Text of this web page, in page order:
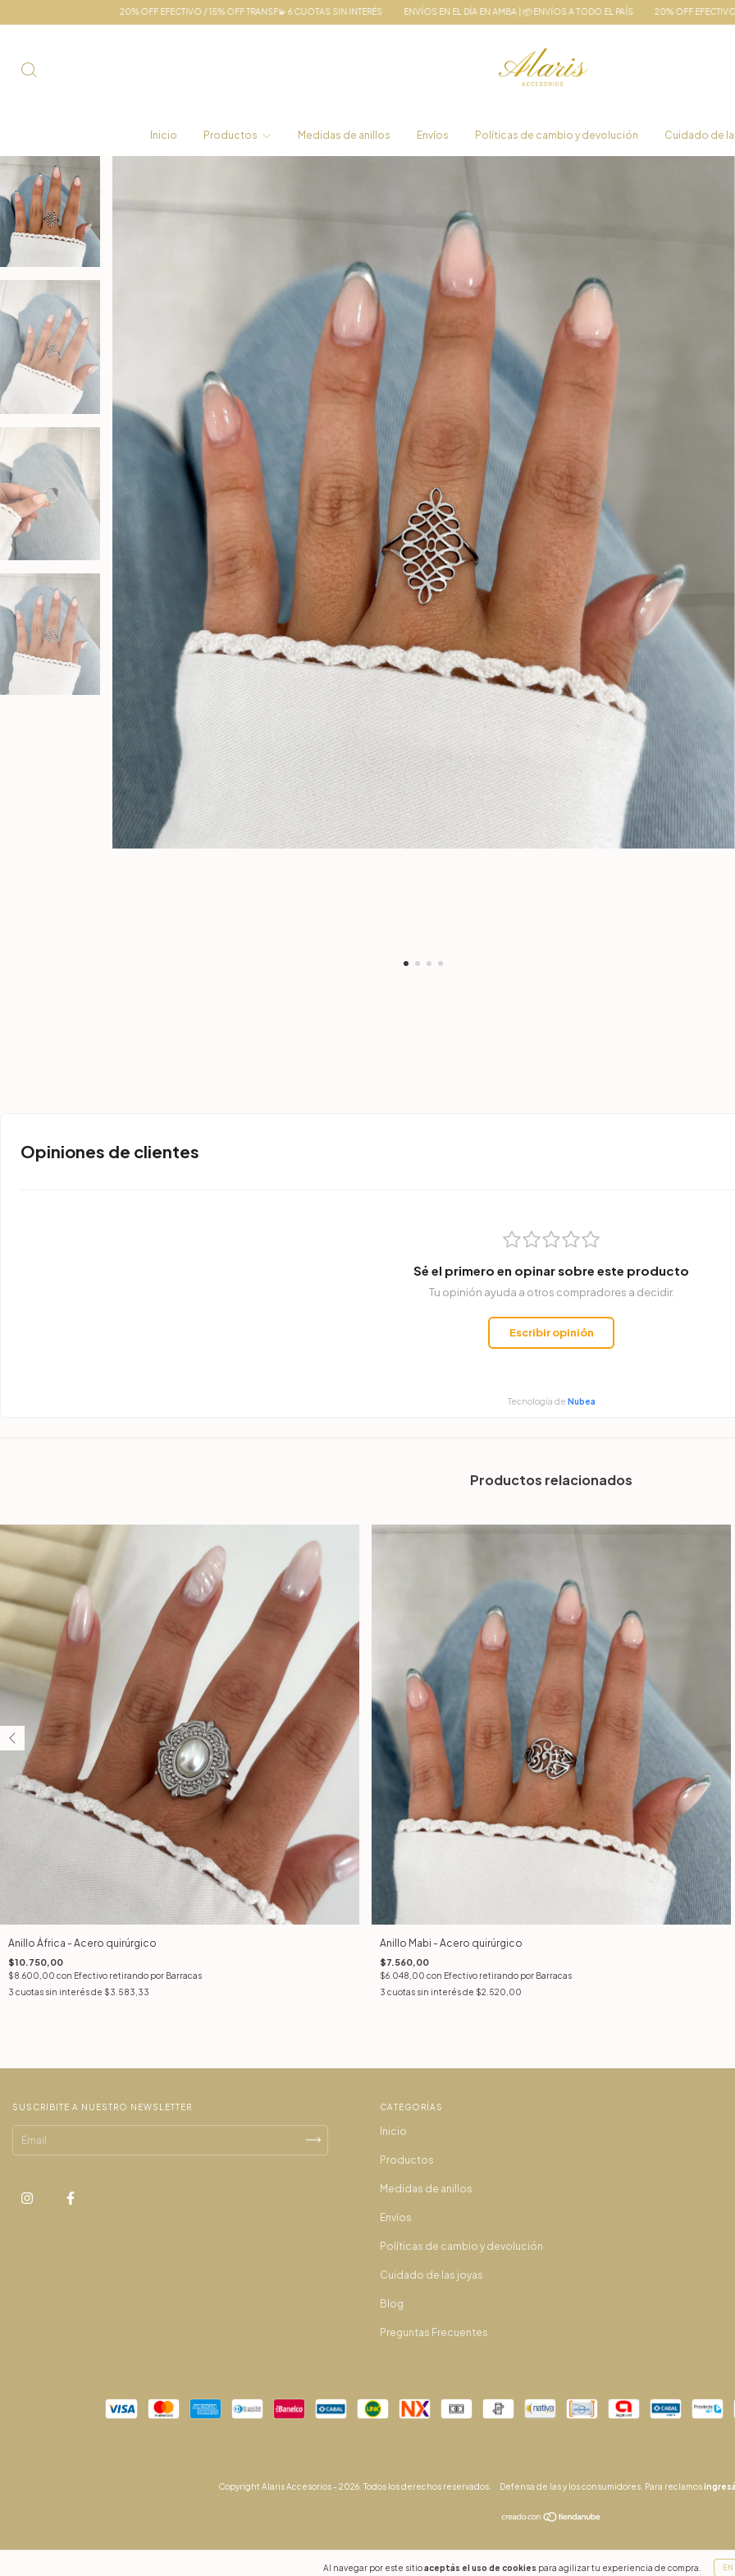
20% OFF EFECTIVO / 15% OFF TRANSF💫 6 CUOTAS SIN INTERÉS ENVÍOS EN EL DÍA EN AMBA | 📦 ENVÍOS A TODO EL PAÍS 20% OFF EFECTIVO / 15% OFF TRANSF💫 6
Inicio Productos Medidas de anillos Envíos Políticas de cambio y devolución Cuidado de
Al navegar por este sitioaceptás el uso de cookies para agilizar tu experiencia de compra.
Opiniones de clientes
Sé el primero en opinar sobre este producto
Tu opinión ayuda a otros compradores a decidir.
Escribir opinión
Tecnología de Nubea
Productos relacionados
Anillo África - Acero quirúrgico
$10.750,00
$8.600,00 con Efectivo retirando por Barracas
3 cuotas sin interés de $3.583,33
Anillo Mabi - Acero quirúrgico
$7.560,00
$6.048,00 con Efectivo retirando por Barracas
3 cuotas sin interés de $2.520,00
SUSCRIBITE A NUESTRO NEWSLETTER CATEGORÍAS
Inicio
Productos
Medidas de anillos
Envíos
Políticas de cambio y devolución
Cuidado de las joyas
Blog
Preguntas Frecuentes
Copyright Alaris Accesorios - 2026. Todos los derechos reservados. Defensa de las y los consumidores. Para reclamos